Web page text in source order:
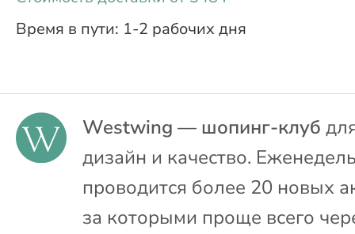
1-2 рабочих дня
Westwing — шопинг-клуб
дизайн и качество.
проводится более 20 новых
за которыми проще всего